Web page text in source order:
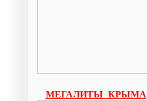
МЕГАЛИТЫ КРЫМА